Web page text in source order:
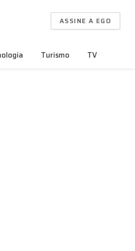
ASSINE A EGO
Turismo TV